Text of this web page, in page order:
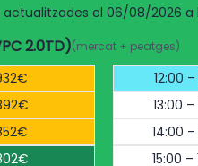
actualitzades el 06/08/2026 a
2.0TD)(mercat + peatges)
12:00 –
13:00 –
14:00 –
15:00 –